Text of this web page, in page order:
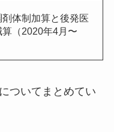
体制加算と後発医
（2020年4月〜
ついてまとめてい